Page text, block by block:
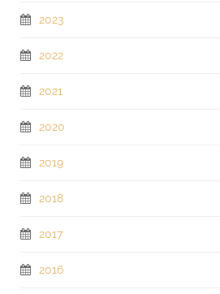
2023
2022
2021
2020
2019
2018
2017
2016